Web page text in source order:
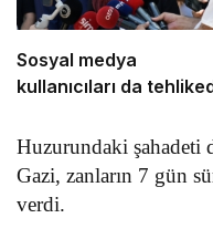
Sosyal medya
kullanıcıları da
Huzurundaki şahadeti
Gazi, zanların 7 gün
verdi.